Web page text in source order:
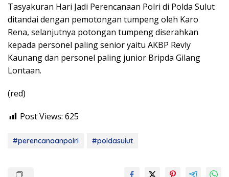
Tasyakuran Hari Jadi Perencanaan Polri di Polda Sulut
ditandai dengan pemotongan tumpeng oleh Karo
Rena, selanjutnya potongan tumpeng diserahkan
kepada personel paling senior yaitu AKBP Revly
Kaunang dan personel paling junior Bripda Gilang
Lontaan.
(red)
Post Views: 625
#perencanaanpolri #poldasulut